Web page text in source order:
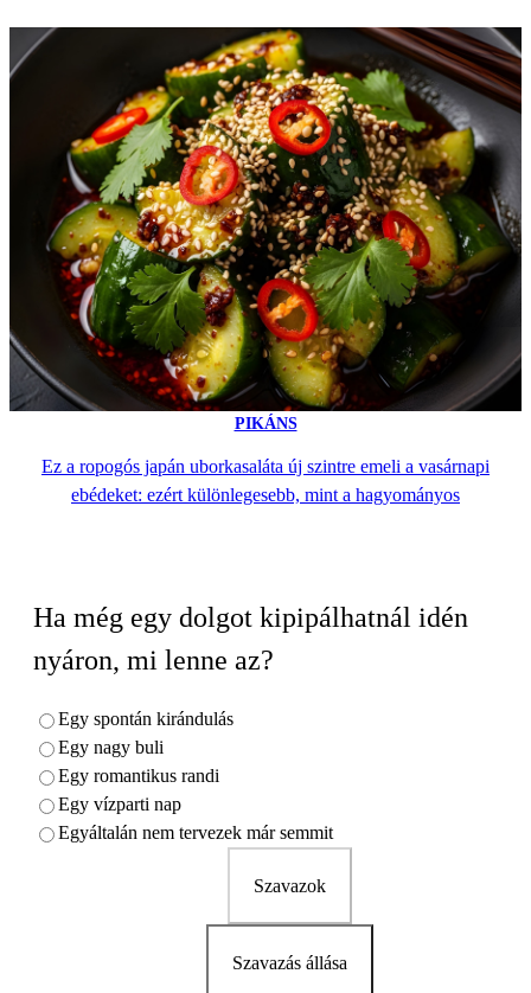
PIKÁNS
Ez a ropogós japán uborkasaláta új szintre emeli a vasárnapi
ebédeket: ezért különlegesebb, mint a hagyományos
Ha még egy dolgot kipipálhatnál idén
nyáron, mi lenne az?
Egy spontán kirándulás
Egy nagy buli
Egy romantikus randi
Egy vízparti nap
Egyáltalán nem tervezek már semmit
Szavazok
Szavazás állása